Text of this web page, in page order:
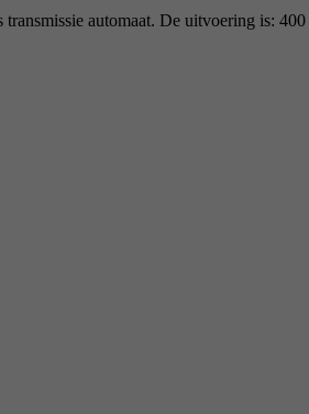
transmissie automaat. De uitvoering is: